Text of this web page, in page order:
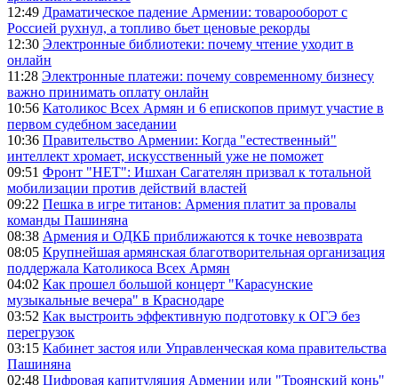
12:49 Драматическое падение Армении: товарооборот с
Россией рухнул, а топливо бьет ценовые рекорды
12:30 Электронные библиотеки: почему чтение уходит в
онлайн
11:28 Электронные платежи: почему современному бизнесу
важно принимать оплату онлайн
10:56 Католикос Всех Армян и 6 епископов примут участие в
первом судебном заседании
10:36 Правительство Армении: Когда "естественный"
интеллект хромает, искусственный уже не поможет
09:51 Фронт "НЕТ": Ишхан Сагателян призвал к тотальной
мобилизации против действий властей
09:22 Пешка в игре титанов: Армения платит за провалы
команды Пашиняна
08:38 Армения и ОДКБ приближаются к точке невозврата
08:05 Крупнейшая армянская благотворительная организация
поддержала Католикоса Всех Армян
04:02 Как прошел большой концерт "Карасунские
музыкальные вечера" в Краснодаре
03:52 Как выстроить эффективную подготовку к ОГЭ без
перегрузок
03:15 Кабинет застоя или Управленческая кома правительства
Пашиняна
02:48 Цифровая капитуляция Армении или "Троянский конь"